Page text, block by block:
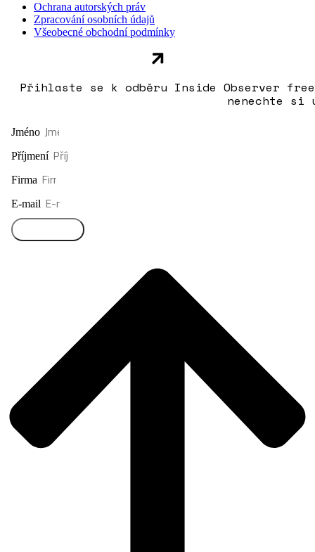
Ochrana autorských práv
Zpracování osobních údajů
Všeobecné obchodní podmínky
Přihlaste se k odběru Inside Observer
nenechte si
Jméno
Příjmení
Firma
E-mail